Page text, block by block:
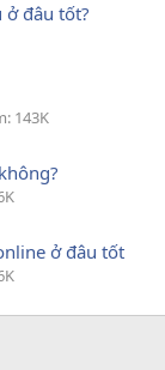
ở đâu tốt?
143K
ở đâu tốt